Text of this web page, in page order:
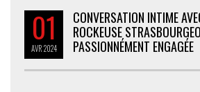
01
AVR2024
CONVERSATION INTIME
ROCKEUSE
PASSIONNÉMENT ENGAGÉE